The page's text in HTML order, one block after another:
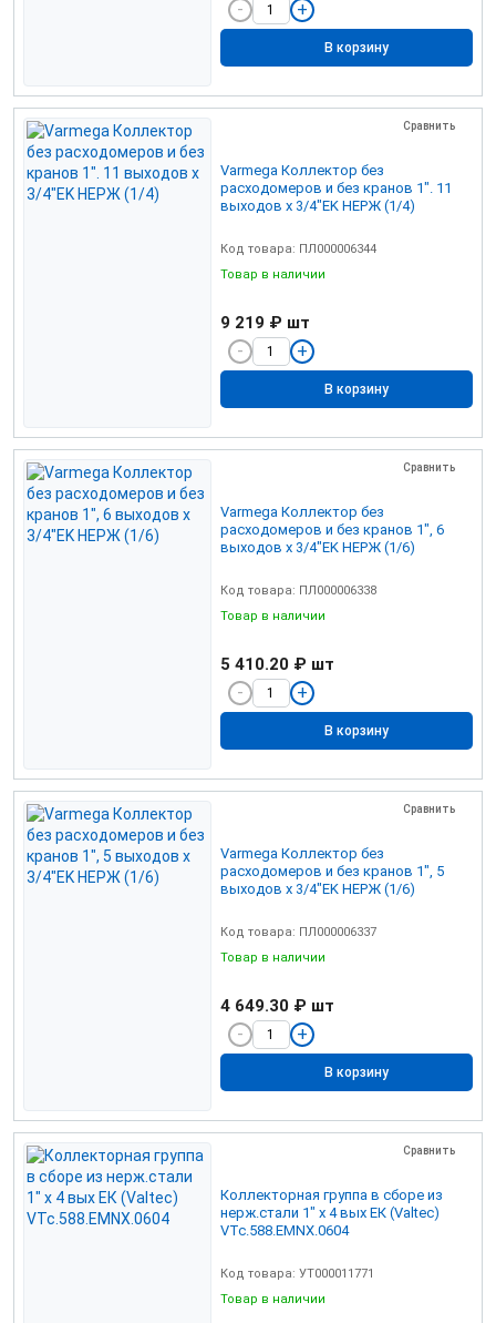
В корзину
Сравнить
Varmega Коллектор без
расходомеров и без кранов 1". 11
выходов x 3/4"EK НЕРЖ (1/4)
Код товара: ПЛ000006344
Товар в наличии
9 219 ₽ шт
В корзину
Сравнить
Varmega Коллектор без
расходомеров и без кранов 1", 6
выходов x 3/4"EK НЕРЖ (1/6)
Код товара: ПЛ000006338
Товар в наличии
5 410.20 ₽ шт
В корзину
Сравнить
Varmega Коллектор без
расходомеров и без кранов 1", 5
выходов x 3/4"EK НЕРЖ (1/6)
Код товара: ПЛ000006337
Товар в наличии
4 649.30 ₽ шт
В корзину
Сравнить
Коллекторная группа в сборе из
нерж.стали 1" х 4 вых ЕК (Valtec)
VTc.588.EMNX.0604
Код товара: УТ000011771
Товар в наличии